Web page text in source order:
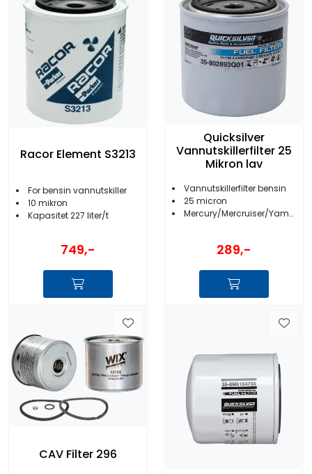
Racor Element S3213
For bensin vannutskiller
10 mikron
Kapasitet 227 liter/t
749,-
Quicksilver
Vannutskillerfilter 25
Mikron lav
Vannutskillerfilter bensin
25 micron
Mercury/Mercruiser/Yamaha/Suzuki
289,-
CAV Filter 296